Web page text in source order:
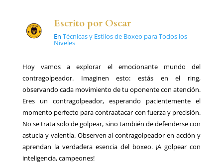
Escrito por Oscar
En Técnicas y Estilos de Boxeo para Todos los
Niveles
Hoy vamos a explorar el emocionante mundo del
contragolpeador. Imaginen esto: estás en el ring,
observando cada movimiento de tu oponente con atención.
Eres un contragolpeador, esperando pacientemente el
momento perfecto para contraatacar con fuerza y precisión.
No se trata solo de golpear, sino también de defenderse con
astucia y valentía. Observen al contragolpeador en acción y
aprendan la verdadera esencia del boxeo. ¡A golpear con
inteligencia, campeones!